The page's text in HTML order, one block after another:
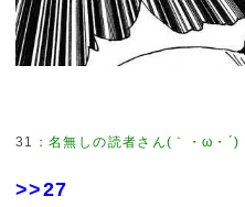
31 ：名無しの読者さん(｀・ω・´)
>>27